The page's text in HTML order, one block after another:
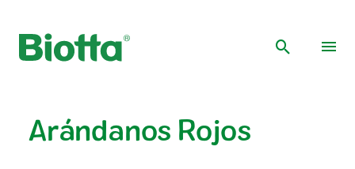
Arándanos Rojos